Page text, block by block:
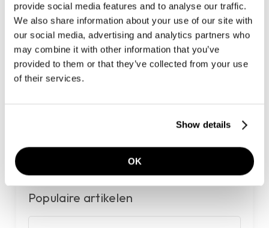
provide social media features and to analyse our traffic.
We also share information about your use of our site with
our social media, advertising and analytics partners who
may combine it with other information that you’ve
provided to them or that they’ve collected from your use
of their services.
Show details
OK
Diensten 13
Klantenservice 2
Legaal
Overeenkomst
Post
Populaire artikelen